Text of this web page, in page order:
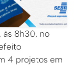
às 8h30, no
4 projetos em